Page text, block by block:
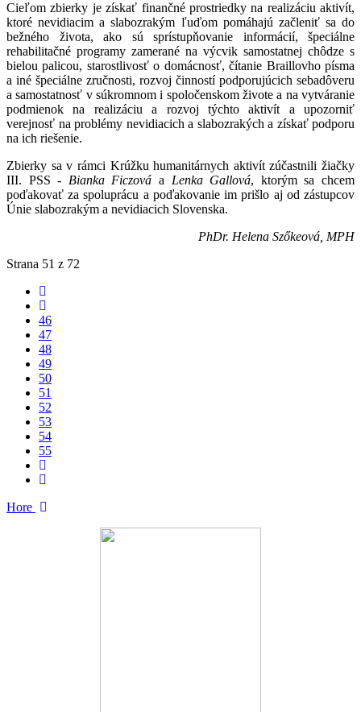
Cieľom zbierky je získať finančné prostriedky na realizáciu aktivít,
ktoré nevidiacim a slabozrakým ľuďom pomáhajú začleniť sa do
bežného života, ako sú sprístupňovanie informácií, špeciálne
rehabilitačné programy zamerané na výcvik samostatnej chôdze s
bielou palicou, starostlivosť o domácnosť, čítanie Braillovho písma
a iné špeciálne zručnosti, rozvoj činností podporujúcich sebadôveru
a samostatnosť v súkromnom i spoločenskom živote a na vytváranie
podmienok na realizáciu a rozvoj týchto aktivít a upozorniť
verejnosť na problémy nevidiacich a slabozrakých a získať podporu
na ich riešenie.
Zbierky sa v rámci Krúžku humanitárnych aktivít zúčastnili žiačky
III. PSS - Bianka Ficzová a Lenka Gallová, ktorým sa chcem
poďakovať za spoluprácu a poďakovanie im prišlo aj od zástupcov
Únie slabozrakým a nevidiacich Slovenska.
PhDr. Helena Szőkeová, MPH
Strana 51 z 72
46
47
48
49
50
51
52
53
54
55
Hore